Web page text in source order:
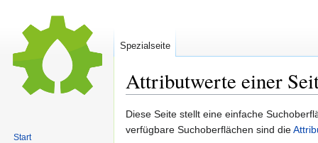
Attributwerte einer
Zur
Navigation
Zur
Suche
Diese Seite stellt eine einfache
verfügbare Suchoberflächen sind die
Spezialseite
Start